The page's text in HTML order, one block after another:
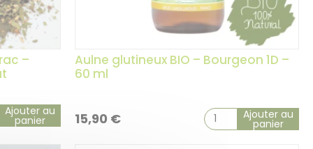
–
Ajouter au
panier
Aulne glutineux BIO – Bourgeon 1D –
60 ml
15,90 € Ajouter au
panier